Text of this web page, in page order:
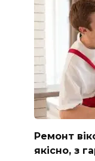
Ремонт
якісно, з